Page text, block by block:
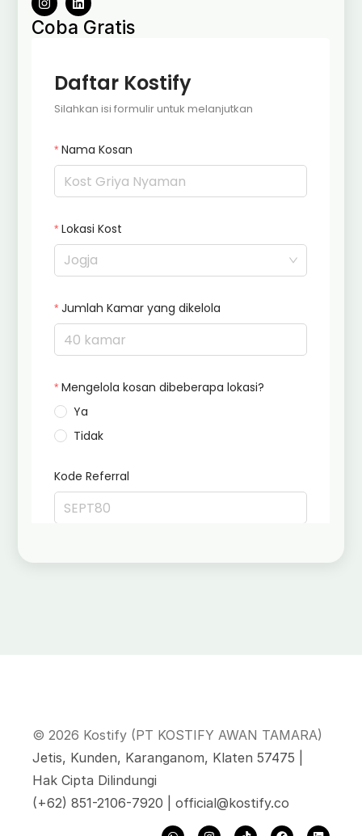
Coba Gratis
© 2026 Kostify (PT KOSTIFY AWAN TAMARA)
Jetis, Kunden, Karanganom, Klaten 57475 |
Hak Cipta Dilindungi
‪(+62) 851-2106-7920‬ |official@kostify.co